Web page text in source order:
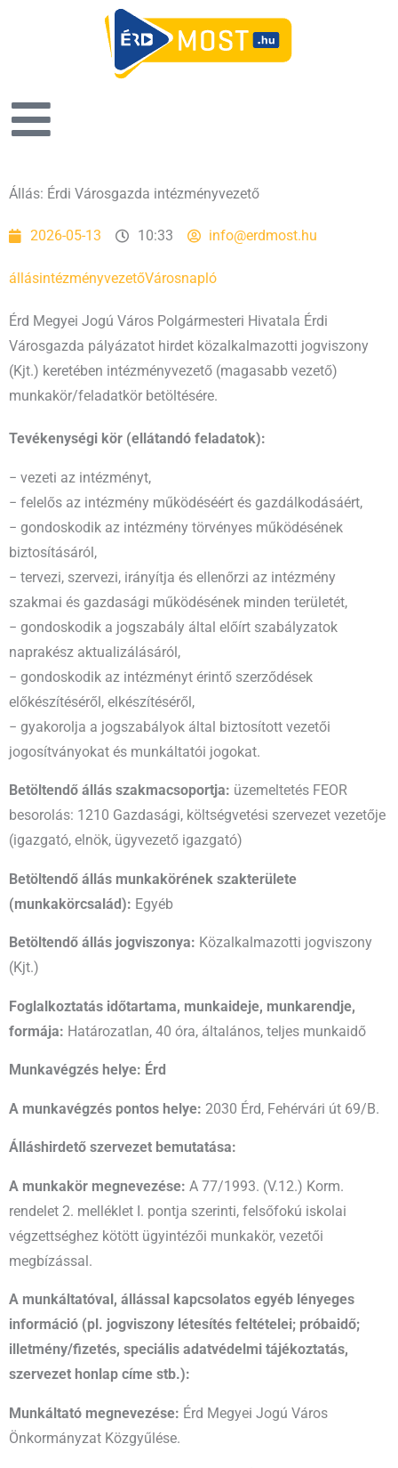
Állás: Érdi Városgazda intézményvezető
2026-05-13 10:33 info@erdmost.hu
állásintézményvezetőVárosnapló
Érd Megyei Jogú Város Polgármesteri Hivatala Érdi
Városgazda pályázatot hirdet közalkalmazotti jogviszony
(Kjt.) keretében intézményvezető (magasabb vezető)
munkakör/feladatkör betöltésére.
Tevékenységi kör (ellátandó feladatok):
− vezeti az intézményt,
− felelős az intézmény működéséért és gazdálkodásáért,
− gondoskodik az intézmény törvényes működésének
biztosításáról,
− tervezi, szervezi, irányítja és ellenőrzi az intézmény
szakmai és gazdasági működésének minden területét,
− gondoskodik a jogszabály által előírt szabályzatok
naprakész aktualizálásáról,
− gondoskodik az intézményt érintő szerződések
előkészítéséről, elkészítéséről,
− gyakorolja a jogszabályok által biztosított vezetői
jogosítványokat és munkáltatói jogokat.
Betöltendő állás szakmacsoportja: üzemeltetés FEOR
besorolás: 1210 Gazdasági, költségvetési szervezet vezetője
(igazgató, elnök, ügyvezető igazgató)
Betöltendő állás munkakörének szakterülete
(munkakörcsalád): Egyéb
Betöltendő állás jogviszonya: Közalkalmazotti jogviszony
(Kjt.)
Foglalkoztatás időtartama, munkaideje, munkarendje,
formája: Határozatlan, 40 óra, általános, teljes munkaidő
Munkavégzés helye: Érd
A munkavégzés pontos helye: 2030 Érd, Fehérvári út 69/B.
Álláshirdető szervezet bemutatása:
A munkakör megnevezése: A 77/1993. (V.12.) Korm.
rendelet 2. melléklet I. pontja szerinti, felsőfokú iskolai
végzettséghez kötött ügyintézői munkakör, vezetői
megbízással.
A munkáltatóval, állással kapcsolatos egyéb lényeges
információ (pl. jogviszony létesítés feltételei; próbaidő;
illetmény/fizetés, speciális adatvédelmi tájékoztatás,
szervezet honlap címe stb.):
Munkáltató megnevezése: Érd Megyei Jogú Város
Önkormányzat Közgyűlése.